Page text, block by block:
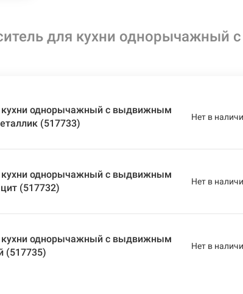
для кухни
кухни однорычажный с выдвижным
(517733)
Нет в
кухни однорычажный с выдвижным
(517732)
Нет в
кухни однорычажный с выдвижным
(517735)
Нет в